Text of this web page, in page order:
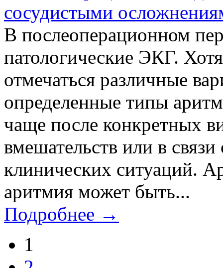
сосудистыми
В послеоперационном
патологические ЭКГ.
отмечаться различные
определенные типы
чаще после конкретных
вмешательств или в
клинических ситуаций.
аритмия может быть...
Подробнее →
1